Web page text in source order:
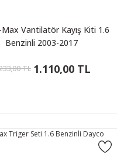
Max Vantilatör Kayış Kiti 1.6
Benzinli 2003-2017
TL 1.110,00 TL